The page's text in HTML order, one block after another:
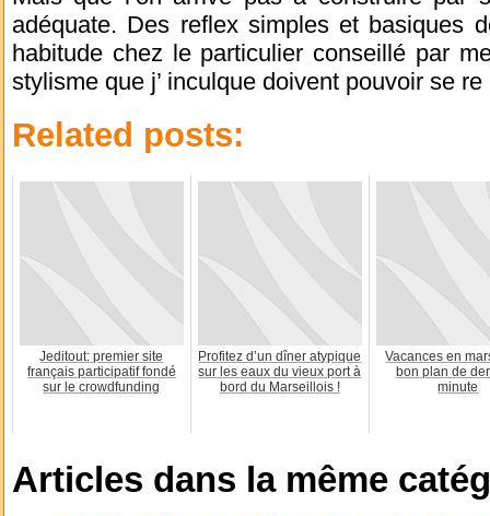
adéquate. Des reflex simples et basiques
habitude chez le particulier conseillé par
stylisme que j’ inculque doivent pouvoir se
Related posts:
Jeditout: premier site
français participatif fondé
sur le crowdfunding
Profitez d’un dîner atypique
sur les eaux du vieux port à
bord du Marseillois !
Vacances en
bon plan de
minute
Articles dans la même